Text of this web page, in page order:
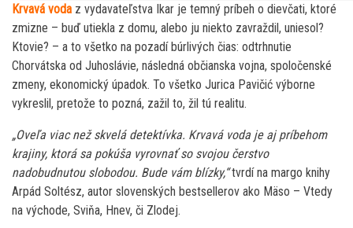
Krvavá voda z vydavateľstva Ikar je temný príbeh o dievčati, ktoré
zmizne – buď utiekla z domu, alebo ju niekto zavraždil, uniesol?
Ktovie? – a to všetko na pozadí búrlivých čias: odtrhnutie
Chorvátska od Juhoslávie, následná občianska vojna, spoločenské
zmeny, ekonomický úpadok. To všetko Jurica Pavičić výborne
vykreslil, pretože to pozná, zažil to, žil tú realitu.
„Oveľa viac než skvelá detektívka. Krvavá voda je aj príbehom
krajiny, ktorá sa pokúša vyrovnať so svojou čerstvo
nadobudnutou slobodou. Bude vám blízky,“tvrdí na margo knihy
Arpád Soltész, autor slovenských bestsellerov ako Mäso – Vtedy
na východe, Sviňa, Hnev, či Zlodej.